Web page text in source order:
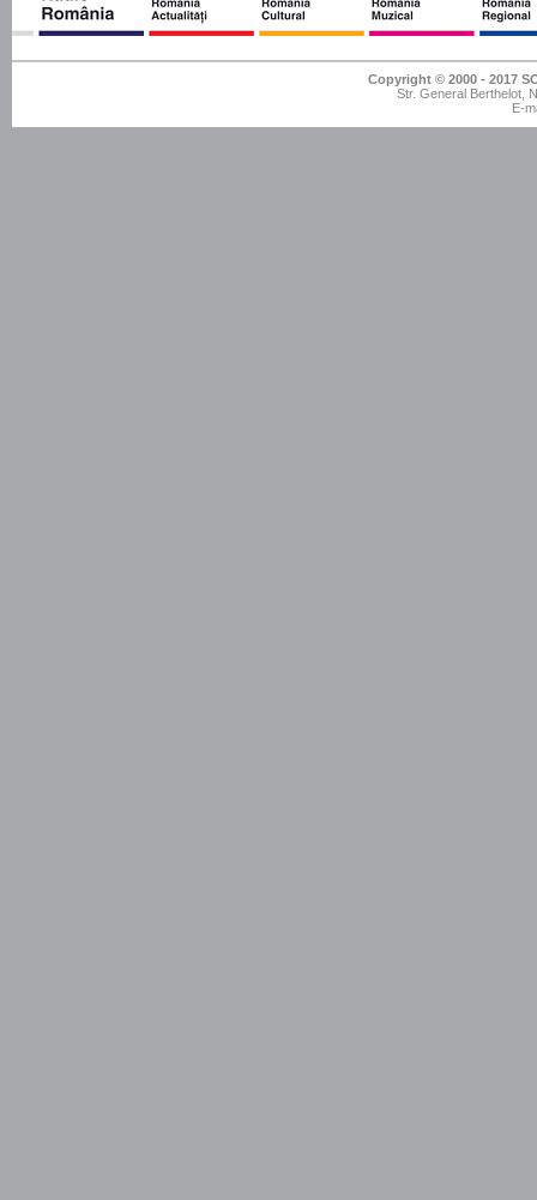
Copyright © 2000 - 2017
Str. General Berthelot,
E-